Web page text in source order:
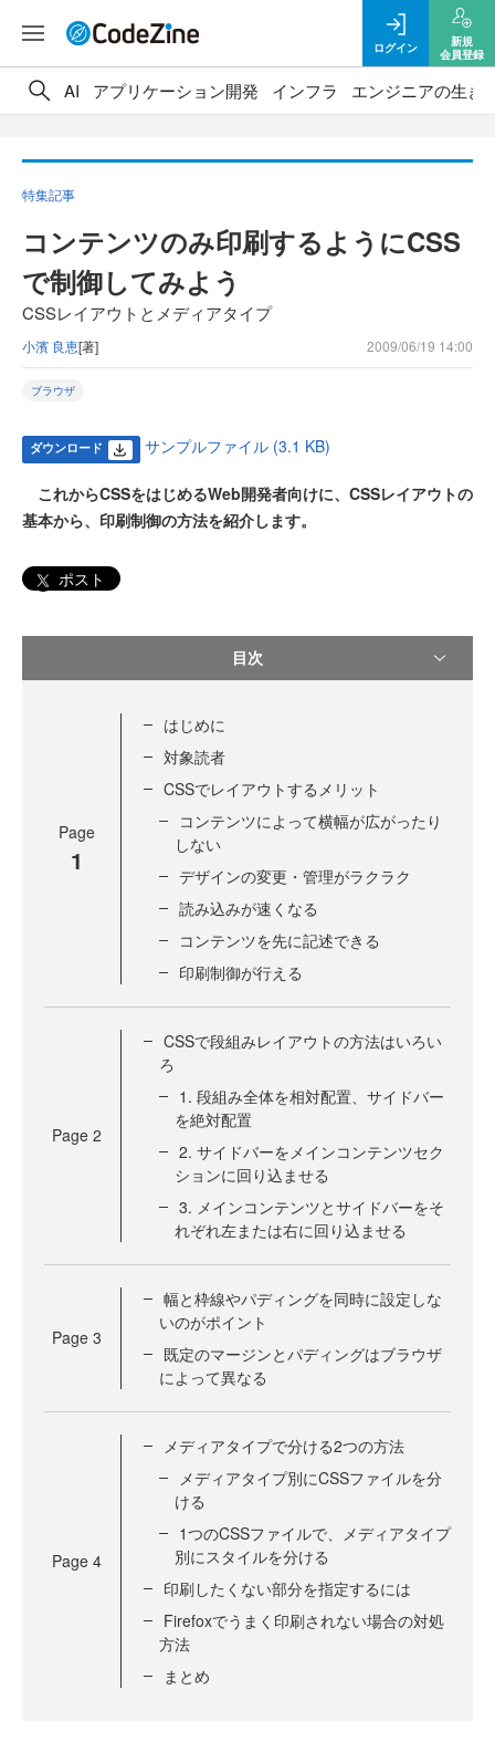
ログイン
新規
会員登録
AI アプリケーション開発 インフラ エンジニアの生き
特集記事
コンテンツのみ印刷するようにCSS
で制御してみよう
CSSレイアウトとメディアタイプ
小濱 良恵[著] 2009/06/19 14:00
ブラウザ
ダウンロード サンプルファイル (3.1 KB)
これからCSSをはじめるWeb開発者向けに、CSSレイアウトの
基本から、印刷制御の方法を紹介します。
ポスト
目次
Page
1
はじめに
対象読者
CSSでレイアウトするメリット
コンテンツによって横幅が広がったり
しない
デザインの変更・管理がラクラク
読み込みが速くなる
コンテンツを先に記述できる
印刷制御が行える
Page 2
CSSで段組みレイアウトの方法はいろい
ろ
1. 段組み全体を相対配置、サイドバー
を絶対配置
2. サイドバーをメインコンテンツセク
ションに回り込ませる
3. メインコンテンツとサイドバーをそ
れぞれ左または右に回り込ませる
Page 3
幅と枠線やパディングを同時に設定しな
いのがポイント
既定のマージンとパディングはブラウザ
によって異なる
Page 4
メディアタイプで分ける2つの方法
メディアタイプ別にCSSファイルを分
ける
1つのCSSファイルで、メディアタイプ
別にスタイルを分ける
印刷したくない部分を指定するには
Firefoxでうまく印刷されない場合の対処
方法
まとめ